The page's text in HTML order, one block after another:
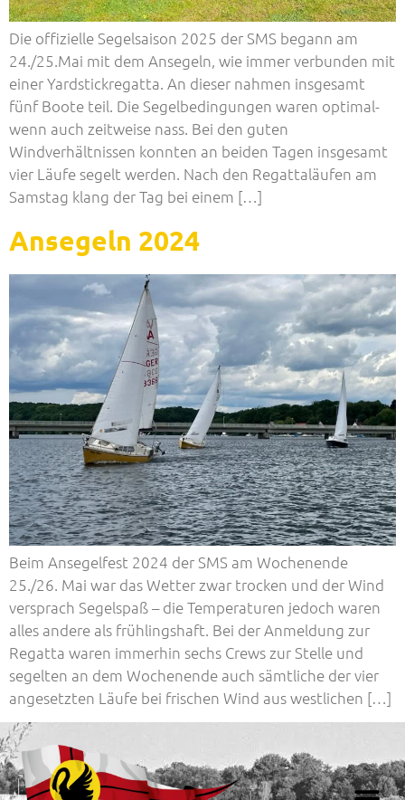
Die offizielle Segelsaison 2025 der SMS begann am
24./25.Mai mit dem Ansegeln, wie immer verbunden mit
einer Yardstickregatta. An dieser nahmen insgesamt
fünf Boote teil. Die Segelbedingungen waren optimal-
wenn auch zeitweise nass. Bei den guten
Windverhältnissen konnten an beiden Tagen insgesamt
vier Läufe segelt werden. Nach den Regattaläufen am
Samstag klang der Tag bei einem […]
Ansegeln 2024
Beim Ansegelfest 2024 der SMS am Wochenende
25./26. Mai war das Wetter zwar trocken und der Wind
versprach Segelspaß – die Temperaturen jedoch waren
alles andere als frühlingshaft. Bei der Anmeldung zur
Regatta waren immerhin sechs Crews zur Stelle und
segelten an dem Wochenende auch sämtliche der vier
angesetzten Läufe bei frischen Wind aus westlichen […]